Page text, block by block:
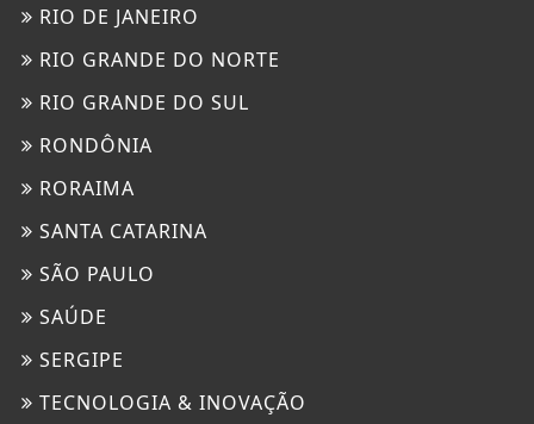
RIO DE JANEIRO
RIO GRANDE DO NORTE
RIO GRANDE DO SUL
RONDÔNIA
RORAIMA
SANTA CATARINA
SÃO PAULO
SAÚDE
SERGIPE
TECNOLOGIA & INOVAÇÃO